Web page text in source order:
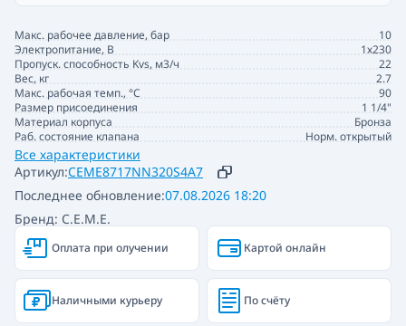
Артикул:CEME8717NN320S4A7
Бренд: C.E.M.E.
Последнее обновление:07.08.2026 18:20
Макс. рабочее давление, бар
10
Электропитание, В
1х230
Пропуск. способность Kvs, м3/ч
22
Вес, кг
2.7
Макс. рабочая темп., °С
90
Размер присоединения
1 1/4"
Материал корпуса
Бронза
Раб. состояние клапана
Норм. открытый
Все характеристики
Оплата при олучении Картой онлайн
Наличными курьеру По счёту